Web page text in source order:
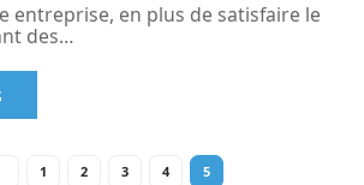
entreprise, en plus de satisfaire le
des…
1 2 3 4 5